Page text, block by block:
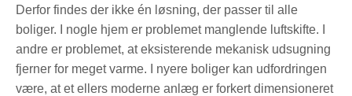
Derfor findes der ikke én løsning, der passer til alle
boliger. I nogle hjem er problemet manglende luftskifte. I
andre er problemet, at eksisterende mekanisk udsugning
fjerner for meget varme. I nyere boliger kan udfordringen
være, at et ellers moderne anlæg er forkert dimensioneret